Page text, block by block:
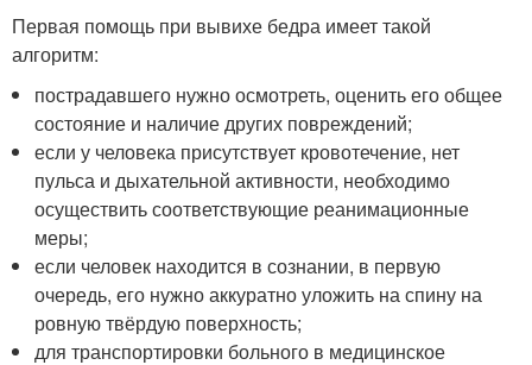
Первая помощь при вывихе бедра имеет такой
алгоритм:
пострадавшего нужно осмотреть, оценить его общее
состояние и наличие других повреждений;
если у человека присутствует кровотечение, нет
пульса и дыхательной активности, необходимо
осуществить соответствующие реанимационные
меры;
если человек находится в сознании, в первую
очередь, его нужно аккуратно уложить на спину на
ровную твёрдую поверхность;
для транспортировки больного в медицинское